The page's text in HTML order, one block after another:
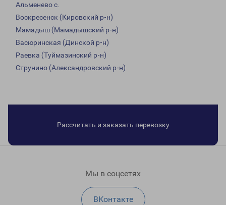
Альменево с.
Воскресенск (Кировский р-н)
Мамадыш (Мамадышский р-н)
Васюринская (Динской р-н)
Раевка (Туймазинский р-н)
Струнино (Александровский р-н)
Рассчитать и заказать перевозку
Мы в соцсетях
ВКонтакте